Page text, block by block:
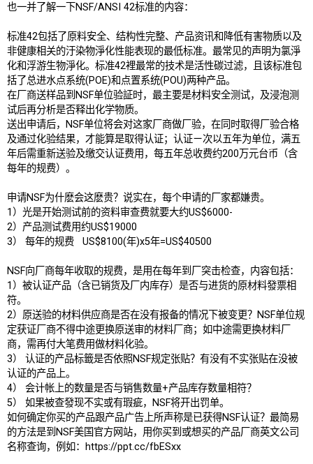
也一并了解一下NSF/ANSI 42标准的内容：
标准42包括了原料安全、结构性完整、产品资讯和降低有害物质以及
非健康相关的汙染物淨化性能表现的最低标准。最常见的声明为氯淨
化和浮游生物淨化。标准42裡最常的技术是活性碳过滤，且该标准包
括了总进水点系统(POE)和点置系统(POU)两种产品。
在厂商送样品到NSF单位验証时，最主要是材料安全测试，及浸泡测
试后再分析是否释出化学物质。
送出申请后，NSF单位将会对这家厂商做厂验，在同时取得厂验合格
及通过化验结果，才能算是取得认证；认证ㄧ次以五年为单位，满五
年后需重新送验及缴交认证费用，每五年总收费约200万元台币（含
每年的规费）。
申请NSF为什麽会这麽贵？说实在，每个申请的厂家都嫌贵。
1）光是开始测试前的资料审查费就要大约US$6000-
2）产品测试费用约US$19000
3） 每年的规费 US$8100(年)x5年=US$40500
NSF向厂商每年收取的规费，是用在每年到厂突击检查，内容包括：
1）被认证产品（含已销货及厂内库存）是否与进货的原材料發票相
符。
2）原送验的材料供应商是否在没有报备的情况下被变更？NSF单位规
定获证厂商不得中途更换原送审的材料厂商；如中途需更换材料厂
商，需再付大笔费用做材料化验。
3） 认证的产品标籤是否依照NSF规定张贴？有没有不实张贴在没被
认证的产品上。
4） 会计帐上的数量是否与销售数量+产品库存数量相符？
5） 如果被查發现不实或有瑕疵，NSF将开出罚单。
如何确定你买的产品跟产品广告上所声称是已获得NSF认证？最简易
的方法是到NSF美国官方网站，用你买到或想买的产品厂商英文公司
名称查询，例如：
https://ppt.cc/fbESxx